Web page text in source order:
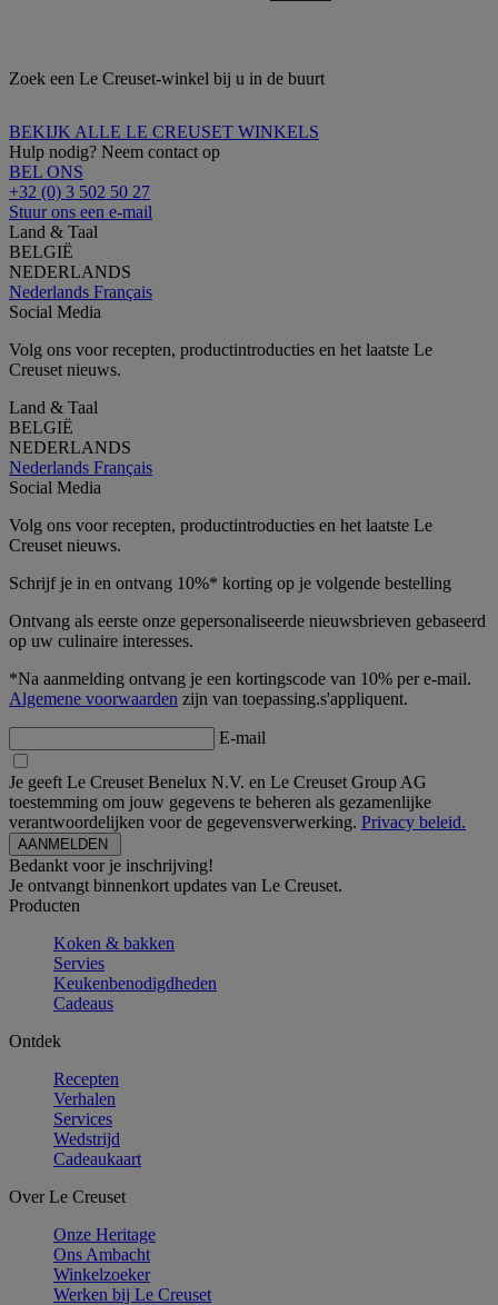
Zoek een Le Creuset-winkel bij u in de buurt
BEKIJK ALLE LE CREUSET WINKELS
Hulp nodig? Neem contact op
BEL ONS
+32 (0) 3 502 50 27
Stuur ons een e-mail
Land & Taal
BELGIË
NEDERLANDS
Nederlands Français
Social Media
Volg ons voor recepten, productintroducties en het laatste Le
Creuset nieuws.
Land & Taal
BELGIË
NEDERLANDS
Nederlands Français
Social Media
Volg ons voor recepten, productintroducties en het laatste Le
Creuset nieuws.
Schrijf je in en ontvang 10%* korting op je volgende bestelling
Ontvang als eerste onze gepersonaliseerde nieuwsbrieven gebaseerd
op uw culinaire interesses.
*Na aanmelding ontvang je een kortingscode van 10% per e-mail.
Algemene voorwaarden zijn van toepassing.s'appliquent.
E-mail
Je geeft Le Creuset Benelux N.V. en Le Creuset Group AG
toestemming om jouw gegevens te beheren als gezamenlijke
verantwoordelijken voor de gegevensverwerking. Privacy beleid.
Bedankt voor je inschrijving!
Je ontvangt binnenkort updates van Le Creuset.
Producten
Koken & bakken
Servies
Keukenbenodigdheden
Cadeaus
Ontdek
Recepten
Verhalen
Services
Wedstrijd
Cadeaukaart
Over Le Creuset
Onze Heritage
Ons Ambacht
Winkelzoeker
Werken bij Le Creuset